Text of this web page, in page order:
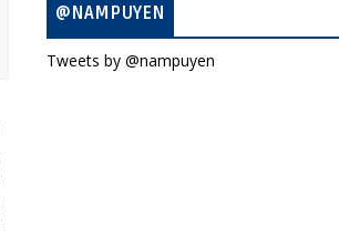
@NAMPUYEN
Tweets by @nampuyen